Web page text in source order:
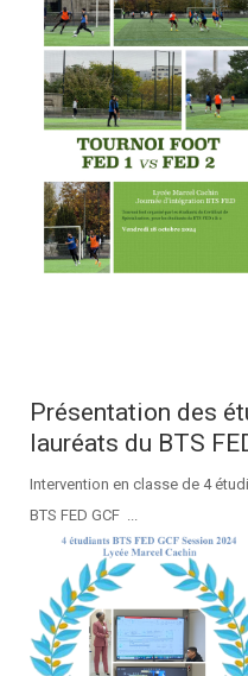
Présentation des
lauréats du BTS
Intervention en classe de 4
BTS FED GCF ...